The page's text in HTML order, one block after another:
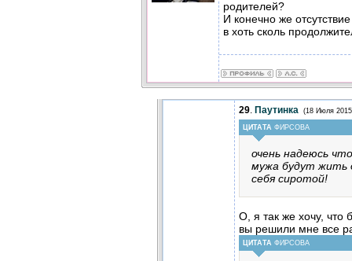
родителей?
И конечно же
в хоть сколь
29. Паутинка (18 Июля
ЦИТАТА ФИРСОВА
очень надеюсь
мужа будут жить
себя сиротой!
О, я так же хочу, что
вы решили мне все
ЦИТАТА ФИРСОВА